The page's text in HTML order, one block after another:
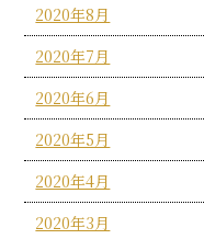
2020年8月
2020年7月
2020年6月
2020年5月
2020年4月
2020年3月